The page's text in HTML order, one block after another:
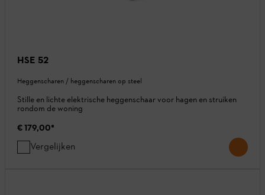
HSE 52
Heggenscharen / heggenscharen op steel
Stille en lichte elektrische heggenschaar voor hagen en struiken
rondom de woning
€ 179,00*
Vergelijken